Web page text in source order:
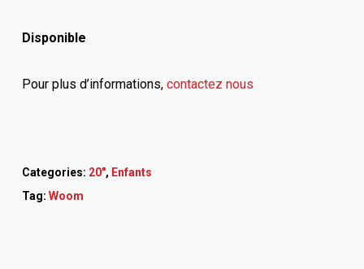
Disponible
Pour plus d’informations, contactez nous
Categories: 20", Enfants
Tag: Woom